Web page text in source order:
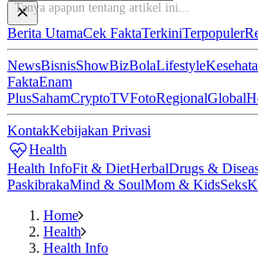
Ba
Berita UtamaCek FaktaTerkiniTerpopuler
NewsBisnisShowBizBolaLifestyle
FaktaEnam
PlusSahamCryptoTVFotoRegionalGlobal
KontakKebijakan Privasi
Health
Health InfoFit & DietHerbalDrugs &
PaskibrakaMind & SoulMom & KidsSeks
Home
Health
Health Info